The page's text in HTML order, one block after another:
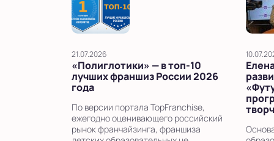
21.07.2026
«Полиглотики» — в топ‑10
лучших франшиз России 2026
года
По версии портала TopFranchise,
ежегодно оценивающего российский
рынок франчайзинга, франшиза